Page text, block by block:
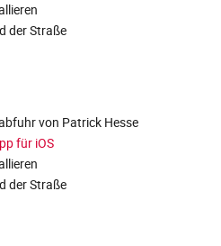
der Straße
von Patrick Hesse
für iOS
der Straße